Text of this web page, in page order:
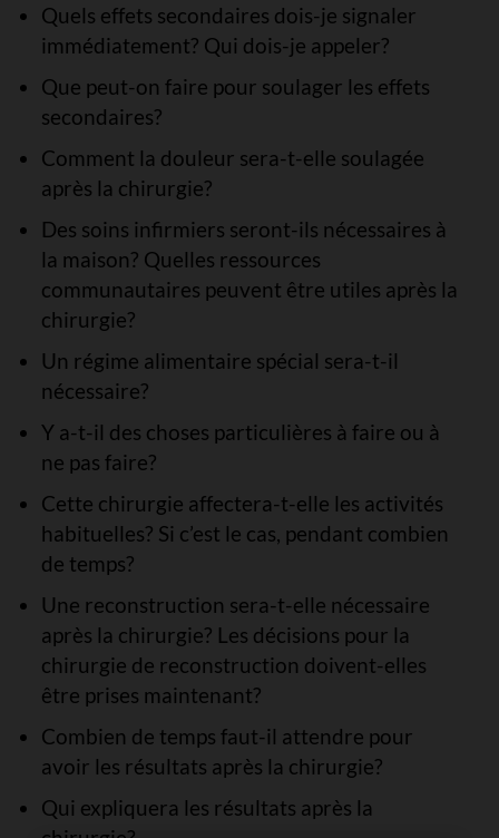
Quels effets secondaires dois-je signaler
immédiatement? Qui dois-je appeler?
Que peut-on faire pour soulager les effets
secondaires?
Comment la douleur sera-t-elle soulagée
après la chirurgie?
Des soins infirmiers seront-ils nécessaires à
la maison? Quelles ressources
communautaires peuvent être utiles après la
chirurgie?
Un régime alimentaire spécial sera-t-il
nécessaire?
Y a-t-il des choses particulières à faire ou à
ne pas faire?
Cette chirurgie affectera-t-elle les activités
habituelles? Si c’est le cas, pendant combien
de temps?
Une reconstruction sera-t-elle nécessaire
après la chirurgie? Les décisions pour la
chirurgie de reconstruction doivent-elles
être prises maintenant?
Combien de temps faut-il attendre pour
avoir les résultats après la chirurgie?
Qui expliquera les résultats après la